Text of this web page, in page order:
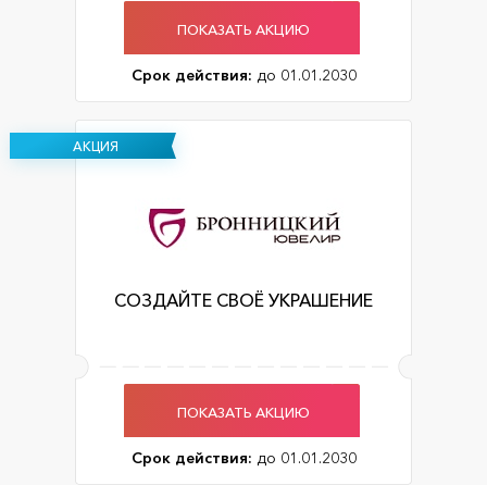
ПОКАЗАТЬ АКЦИЮ
Срок действия: до 01.01.2030
АКЦИЯ
СОЗДАЙТЕ СВОЁ УКРАШЕНИЕ
ПОКАЗАТЬ АКЦИЮ
Срок действия: до 01.01.2030